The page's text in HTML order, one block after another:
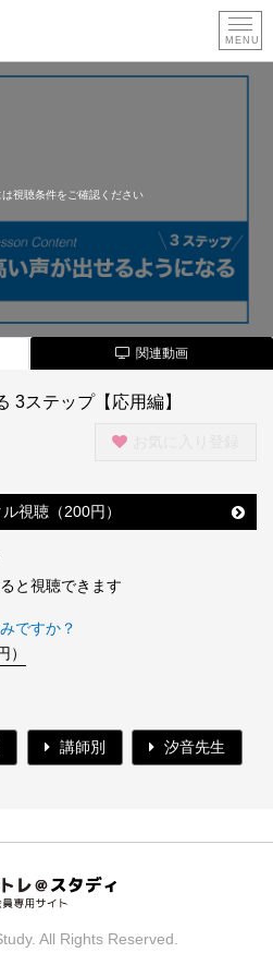
視聴条件をご確認ください
関連動画
3ステップ【応用編】
視聴（200円）
と視聴できます
ですか？
講師別 汐音先生
All Rights Reserved.